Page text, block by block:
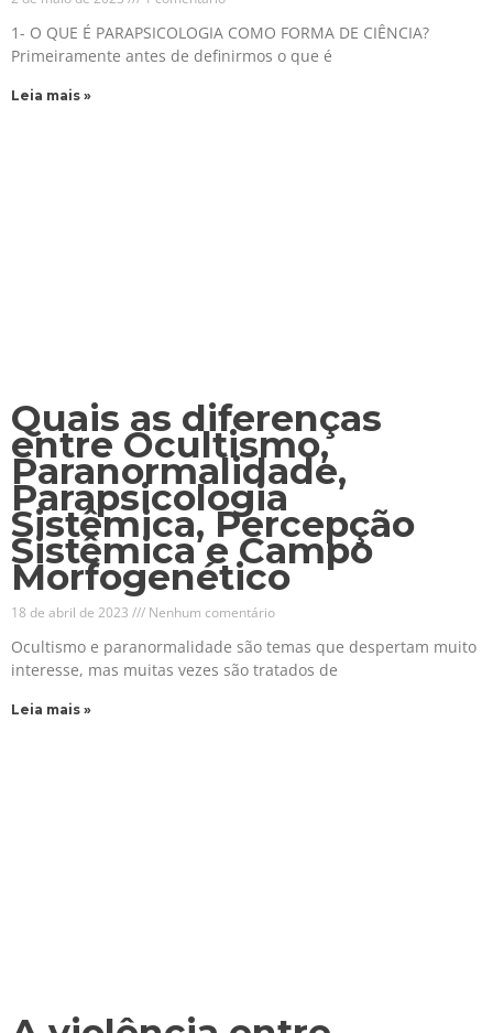
1- O QUE É PARAPSICOLOGIA COMO FORMA DE CIÊNCIA?
Primeiramente antes de definirmos o que é
Leia mais »
Quais as diferenças
entre Ocultismo,
Paranormalidade,
Parapsicologia
Sistêmica, Percepção
Sistêmica e Campo
Morfogenético
18 de abril de 2023 Nenhum comentário
Ocultismo e paranormalidade são temas que despertam muito
interesse, mas muitas vezes são tratados de
Leia mais »